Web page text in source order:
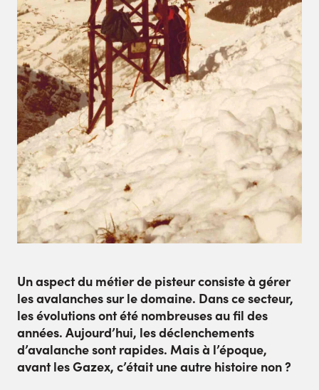
Un aspect du métier de pisteur consiste à gérer
les avalanches sur le domaine. Dans ce secteur,
les évolutions ont été nombreuses au fil des
années. Aujourd’hui, les déclenchements
d’avalanche sont rapides. Mais à l’époque,
avant les Gazex, c’était une autre histoire non ?